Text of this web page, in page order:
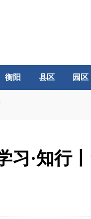
衡阳 县区 园区
习·知行